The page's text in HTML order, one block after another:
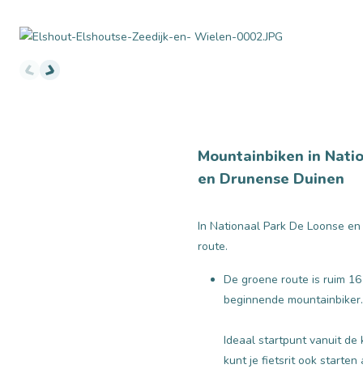
foto's fietsroutes
Mountainbiken in
en Drunense Duinen
In Nationaal Park De Loonse
route.
De groene route is ruim
beginnende
Ideaal startpunt vanuit de
kunt je fietsrit ook starten